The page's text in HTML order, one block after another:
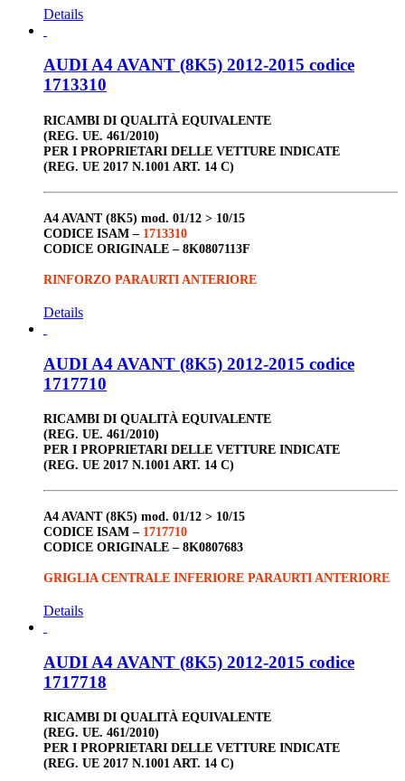
Details
AUDI A4 AVANT (8K5) 2012-2015 codice
1713310
RICAMBI DI QUALITÀ EQUIVALENTE
(REG. UE. 461/2010)
PER I PROPRIETARI DELLE VETTURE INDICATE
(REG. UE 2017 N.1001 ART. 14 C)
A4 AVANT (8K5) mod. 01/12 > 10/15
CODICE ISAM – 1713310
CODICE ORIGINALE – 8K0807113F
RINFORZO PARAURTI ANTERIORE
Details
AUDI A4 AVANT (8K5) 2012-2015 codice
1717710
RICAMBI DI QUALITÀ EQUIVALENTE
(REG. UE. 461/2010)
PER I PROPRIETARI DELLE VETTURE INDICATE
(REG. UE 2017 N.1001 ART. 14 C)
A4 AVANT (8K5) mod. 01/12 > 10/15
CODICE ISAM – 1717710
CODICE ORIGINALE – 8K0807683
GRIGLIA CENTRALE INFERIORE PARAURTI ANTERIORE
Details
AUDI A4 AVANT (8K5) 2012-2015 codice
1717718
RICAMBI DI QUALITÀ EQUIVALENTE
(REG. UE. 461/2010)
PER I PROPRIETARI DELLE VETTURE INDICATE
(REG. UE 2017 N.1001 ART. 14 C)